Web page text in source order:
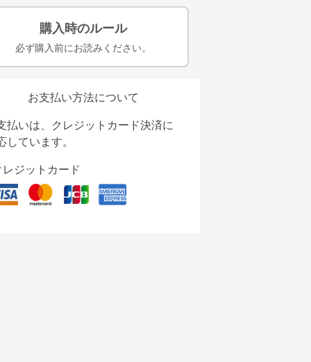
購入時のルール
必ず購入前にお読みください。
お支払い方法について
払いは、クレジットカード決済に
しています。
レジットカード